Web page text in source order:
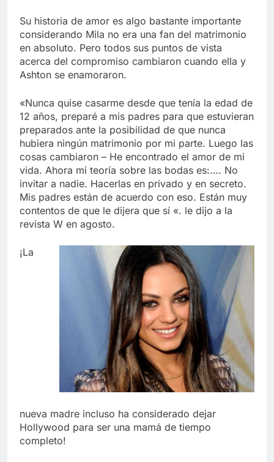
Su historia de amor es algo bastante importante
considerando Mila no era una fan del matrimonio
en absoluto. Pero todos sus puntos de vista
acerca del compromiso cambiaron cuando ella y
Ashton se enamoraron.
«Nunca quise casarme desde que tenía la edad de
12 años, preparé a mis padres para que estuvieran
preparados ante la posibilidad de que nunca
hubiera ningún matrimonio por mi parte. Luego las
cosas cambiaron – He encontrado el amor de mi
vida. Ahora mi teoría sobre las bodas es:…. No
invitar a nadie. Hacerlas en privado y en secreto.
Mis padres están de acuerdo con eso. Están muy
contentos de que le dijera que sí «. le dijo a la
revista W en agosto.
¡La
nueva madre incluso ha considerado dejar
Hollywood para ser una mamá de tiempo
completo!